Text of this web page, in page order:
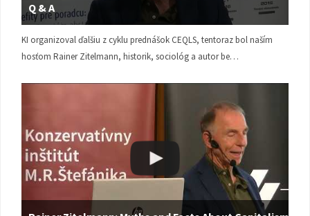
Q & A
KI organizoval ďalšiu z cyklu prednášok CEQLS, tentoraz bol naším
hosťom Rainer Zitelmann, historik, sociológ a autor be…